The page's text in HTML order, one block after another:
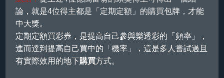
論，就是4位得主都是「定期定額」的購買包牌，才能
中大獎。
定期定額買彩券，是提高自己參與樂透彩的「頻率」，
進而達到提高自己買中的「機率」，這是多人嘗試過且
有實際效用的地下購買方式。